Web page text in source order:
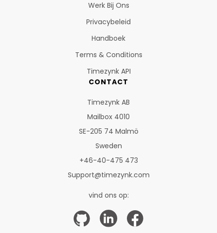
Werk Bij Ons
Privacybeleid
Handboek
Terms & Conditions
Timezynk API
CONTACT
Timezynk AB
Mailbox 4010
SE-205 74 Malmö
Sweden
+46-40-475 473
Support@timezynk.com
vind ons op: